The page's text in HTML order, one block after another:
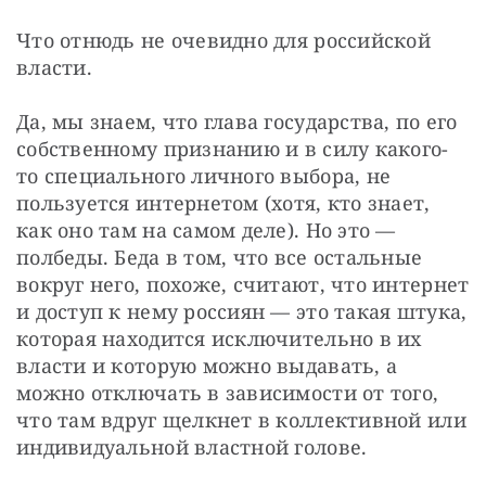
Что отнюдь не очевидно для российской
власти.
Да, мы знаем, что глава государства, по его
собственному признанию и в силу какого-
то специального личного выбора, не
пользуется интернетом (хотя, кто знает,
как оно там на самом деле). Но это —
полбеды. Беда в том, что все остальные
вокруг него, похоже, считают, что интернет
и доступ к нему россиян — это такая штука,
которая находится исключительно в их
власти и которую можно выдавать, а
можно отключать в зависимости от того,
что там вдруг щелкнет в коллективной или
индивидуальной властной голове.